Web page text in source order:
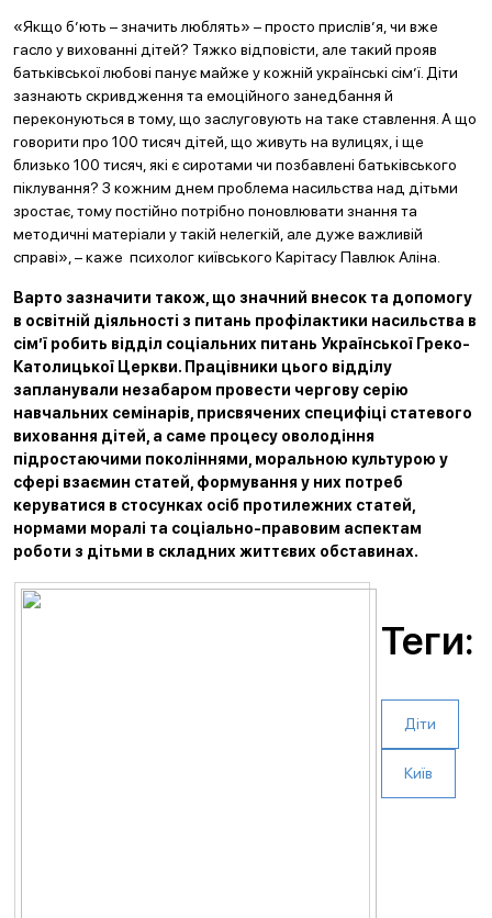
«Якщо б’ють – значить люблять» – просто прислів’я, чи вже
гасло у вихованні дітей? Тяжко відповісти, але такий прояв
батьківської любові панує майже у кожній українські сім’ї. Діти
зазнають скривдження та емоційного занедбання й
переконуються в тому, що заслуговують на таке ставлення. А що
говорити про 100 тисяч дітей, що живуть на вулицях, і ще
близько 100 тисяч, які є сиротами чи позбавлені батьківського
піклування? З кожним днем проблема насильства над дітьми
зростає, тому постійно потрібно поновлювати знання та
методичні матеріали у такій нелегкій, але дуже важливій
справі», – каже психолог київського Карітасу Павлюк Аліна.
Варто зазначити також, що значний внесок та допомогу
в освітній діяльності з питань профілактики насильства в
сім’ї робить відділ соціальних питань Української Греко-
Католицької Церкви. Працівники цього відділу
запланували незабаром провести чергову серію
навчальних семінарів, присвячених специфіці статевого
виховання дітей, а саме процесу оволодіння
підростаючими поколіннями, моральною культурою у
сфері взаємин статей, формування у них потреб
керуватися в стосунках осіб протилежних статей,
нормами моралі та соціально-правовим аспектам
роботи з дітьми в складних життєвих обставинах.
Теги:
Діти
Київ